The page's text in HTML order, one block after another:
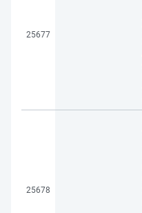
25677
25678